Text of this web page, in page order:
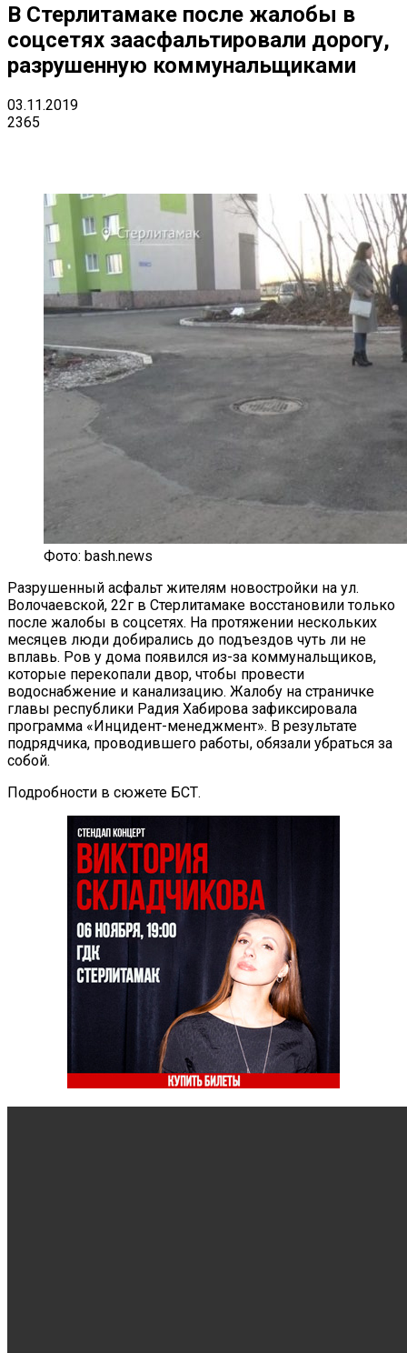
В Стерлитамаке после жалобы в
соцсетях заасфальтировали дорогу,
разрушенную коммунальщиками
03.11.2019
2365
Фото: bash.news
Разрушенный асфальт жителям новостройки на ул.
Волочаевской, 22г в Стерлитамаке восстановили только
после жалобы в соцсетях. На протяжении нескольких
месяцев люди добирались до подъездов чуть ли не
вплавь. Ров у дома появился из-за коммунальщиков,
которые перекопали двор, чтобы провести
водоснабжение и канализацию. Жалобу на страничке
главы республики Радия Хабирова зафиксировала
программа «Инцидент-менеджмент». В результате
подрядчика, проводившего работы, обязали убраться за
собой.
Подробности в сюжете БСТ.